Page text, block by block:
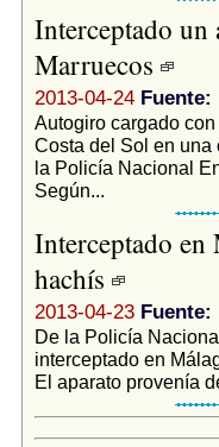
Interceptado un
Marruecos
2013-04-24 Fuente:
Autogiro cargado
Costa del Sol en
la Policía Nacional
Según...
Interceptado
hachís
2013-04-23 Fuente:
De la Policía
interceptado en
El aparato provenía